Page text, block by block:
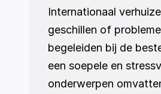
Internationaal
geschillen of
begeleiden bij de
een soepele en
onderwerpen